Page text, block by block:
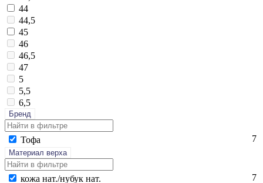
44
44,5
45
46
46,5
47
5
5,5
6,5
Бренд
То­фа 7
Материал верха
ко­жа нат./ну­бук нат. 7